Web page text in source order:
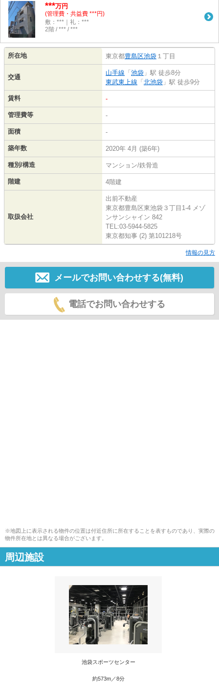
***万円
(管理費・共益費 ***円)
敷：***｜礼：***
2階 / *** / ***
所在地 東京都豊島区池袋 １丁目
交通
山手線 「 池袋 」駅 徒歩8分
東武東上線 「 北池袋 」駅 徒歩9分
賃料 -
管理費等 -
面積 -
築年数 2020年 4月 (築6年)
種別/構造 マンション/鉄骨造
階建 4階建
取扱会社
出前不動産
東京都豊島区東池袋３丁目1-4 メゾ
ンサンシャイン 842
TEL:03-5944-5825
東京都知事 (2) 第101218号
情報の見方
メールでお問い合わせする(無料)
電話でお問い合わせする
※地図上に表示される物件の位置は付近住所に所在することを表すものであり、実際の
物件所在地とは異なる場合がございます。
周辺施設
池袋スポーツセンター
約573m／8分